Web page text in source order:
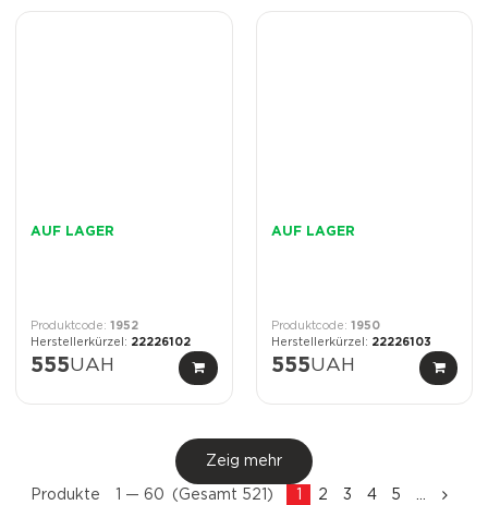
AUF LAGER
1952
22226102
555UAH
AUF LAGER
1950
22226103
555UAH
Zeig mehr
Produkte 1 — 60 (Gesamt 521) 2 3 4 5